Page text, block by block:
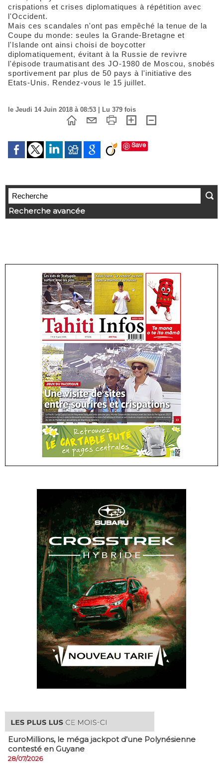
crispations et crises diplomatiques à répétition avec
l'Occident.
Mais ces scandales n'ont pas empêché la tenue de la
Coupe du monde: seules la Grande-Bretagne et
l'Islande ont ainsi choisi de boycotter
diplomatiquement, évitant à la Russie de revivre
l'épisode traumatisant des JO-1980 de Moscou, snobés
sportivement par plus de 50 pays à l'initiative des
Etats-Unis. Rendez-vous le 15 juillet.
le Jeudi 14 Juin 2018 à 08:53 | Lu 379 fois
Save
Recherche avancée
EuroMillions, ​le méga jackpot d’une Polynésienne
contesté en Guyane
28/07/2026